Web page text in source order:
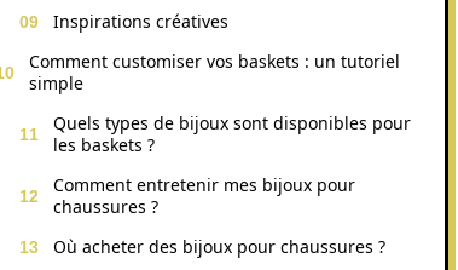
Inspirations créatives
Comment customiser vos baskets : un tutoriel
simple
Quels types de bijoux sont disponibles pour
les baskets ?
Comment entretenir mes bijoux pour
chaussures ?
Où acheter des bijoux pour chaussures ?